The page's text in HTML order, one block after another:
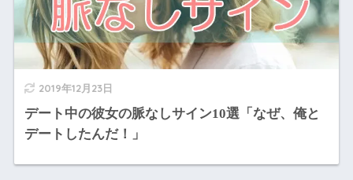
2019年12月23日
デート中の彼女の脈なしサイン10選「なぜ、俺と
デートしたんだ！」